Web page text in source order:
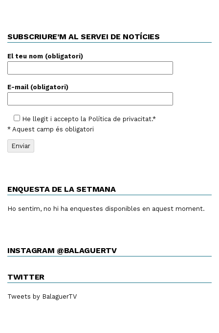
SUBSCRIURE’M AL SERVEI DE NOTÍCIES
El teu nom (obligatori)
E-mail (obligatori)
He llegit i accepto la Política de privacitat.*
* Aquest camp és obligatori
ENQUESTA DE LA SETMANA
Ho sentim, no hi ha enquestes disponibles en aquest moment.
INSTAGRAM @BALAGUERTV
TWITTER
Tweets by BalaguerTV